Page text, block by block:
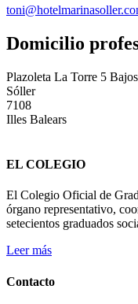
Domicilio
Plazoleta La Torre 5 Bajos
Sóller
7108
Illes Balears
EL COLEGIO
El Colegio Oficial de
órgano representativo,
setecientos graduados
Leer más
Contacto